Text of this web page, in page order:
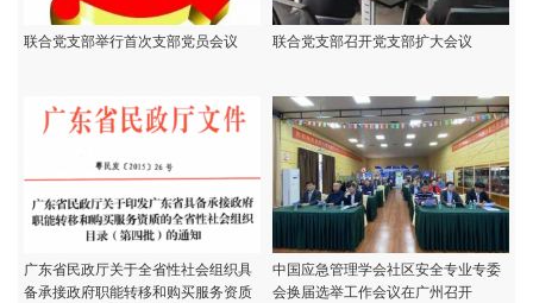
联合党支部举行首次支部党员会议 联合党支部召开党支部扩大会议
广东省民政厅关于全省性社会组织具
备承接政府职能转移和购买服务资质
中国应急管理学会社区安全专业专委
会换届选举工作会议在广州召开